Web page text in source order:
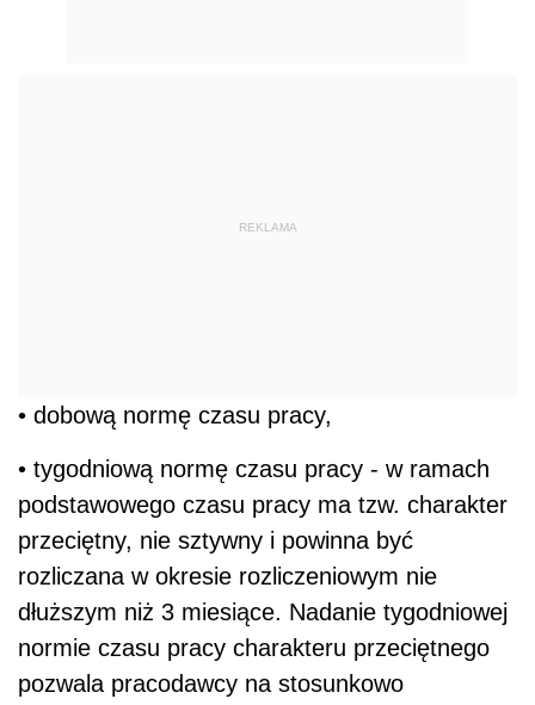
REKLAMA
• dobową normę czasu pracy,
• tygodniową normę czasu pracy - w ramach
podstawowego czasu pracy ma tzw. charakter
przeciętny, nie sztywny i powinna być
rozliczana w okresie rozliczeniowym nie
dłuższym niż 3 miesiące. Nadanie tygodniowej
normie czasu pracy charakteru przeciętnego
pozwala pracodawcy na stosunkowo